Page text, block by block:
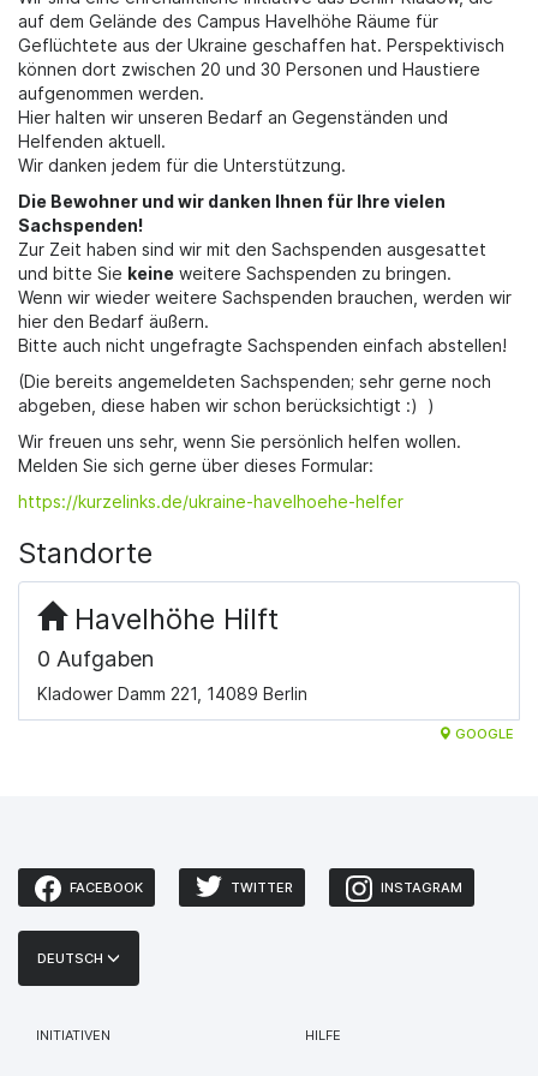
auf dem Gelände des Campus Havelhöhe Räume für
Geflüchtete aus der Ukraine geschaffen hat. Perspektivisch
können dort zwischen 20 und 30 Personen und Haustiere
aufgenommen werden.
Hier halten wir unseren Bedarf an Gegenständen und
Helfenden aktuell.
Wir danken jedem für die Unterstützung.
Die Bewohner und wir danken Ihnen für Ihre vielen
Sachspenden!
Zur Zeit haben sind wir mit den Sachspenden ausgesattet
und bitte Sie keine weitere Sachspenden zu bringen.
Wenn wir wieder weitere Sachspenden brauchen, werden wir
hier den Bedarf äußern.
Bitte auch nicht ungefragte Sachspenden einfach abstellen!
(Die bereits angemeldeten Sachspenden; sehr gerne noch
abgeben, diese haben wir schon berücksichtigt :) )
Wir freuen uns sehr, wenn Sie persönlich helfen wollen.
Melden Sie sich gerne über dieses Formular:
https://kurzelinks.de/ukraine-havelhoehe-helfer
Standorte
Havelhöhe Hilft
0 Aufgaben
Kladower Damm 221, 14089 Berlin
GOOGLE
FACEBOOK TWITTER INSTAGRAM
DEUTSCH
INITIATIVEN HILFE